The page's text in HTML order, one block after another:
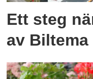
Ett steg
av